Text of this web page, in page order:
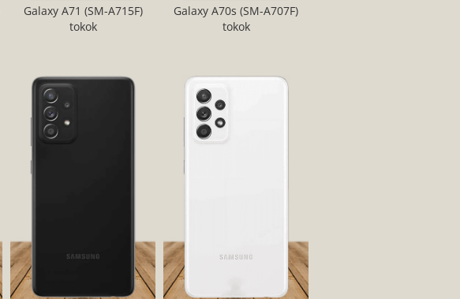
Galaxy A71 (SM-A715F)
tokok
Galaxy A70s (SM-A707F)
tokok